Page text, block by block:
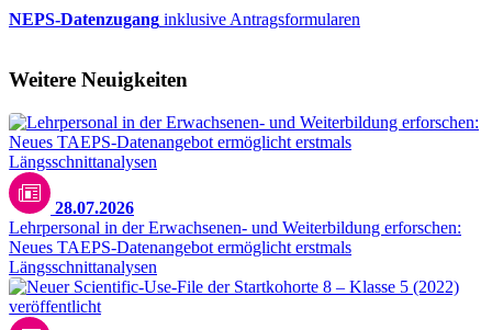
NEPS-Datenzugang inklusive Antragsformularen
Weitere Neuigkeiten
28.07.2026
Lehrpersonal in der Erwachsenen- und Weiterbildung erforschen:
Neues TAEPS-Datenangebot ermöglicht erstmals
Längsschnittanalysen